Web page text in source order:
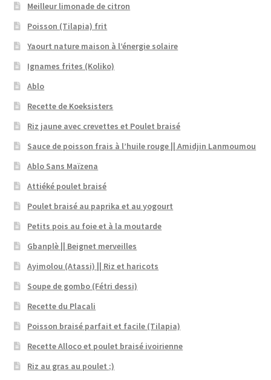
Meilleur limonade de citron
Poisson (Tilapia) frit
Yaourt nature maison à l’énergie solaire
Ignames frites (Koliko)
Ablo
Recette de Koeksisters
Riz jaune avec crevettes et Poulet braisé
Sauce de poisson frais à l’huile rouge || Amidjin Lanmoumou
Ablo Sans Maïzena
Attiéké poulet braisé
Poulet braisé au paprika et au yogourt
Petits pois au foie et à la moutarde
Gbanplè || Beignet merveilles
Ayimolou (Atassi) || Riz et haricots
Soupe de gombo (Fétri dessi)
Recette du Placali
Poisson braisé parfait et facile (Tilapia)
Recette Alloco et poulet braisé ivoirienne
Riz au gras au poulet ;)